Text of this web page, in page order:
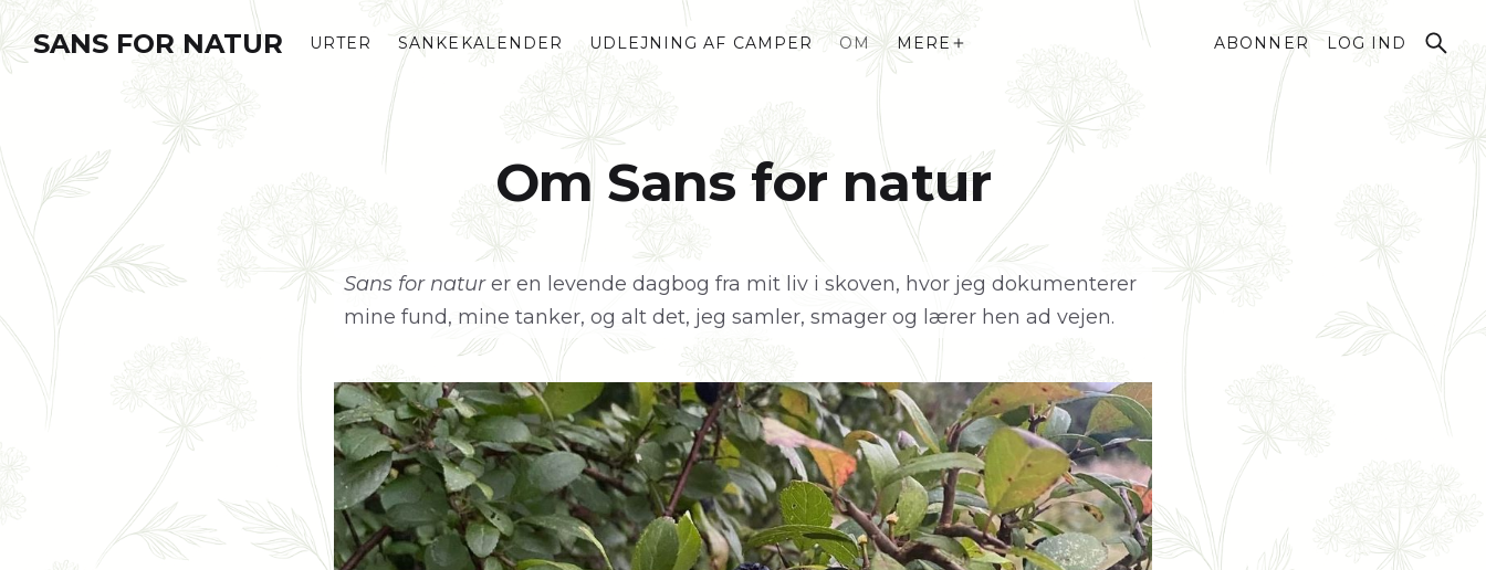
SANS FOR NATUR URTER SANKEKALENDER UDLEJNING AF CAMPER OM MERE ABONNER LOG IND
Om Sans for natur
Sans for naturer en levende dagbog fra mit liv i skoven, hvor jeg dokumenterer
mine fund, mine tanker, og alt det, jeg samler, smager og lærer hen ad vejen.